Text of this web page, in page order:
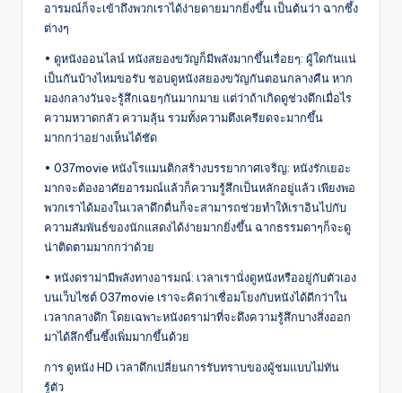
อารมณ์ก็จะเข้าถึงพวกเราได้ง่ายดายมากยิ่งขึ้น เป็นต้นว่า ฉากซึ้ง
ต่างๆ
• ดูหนังออนไลน์ หนังสยองขวัญก็มีพลังมากขึ้นเรื่อยๆ: ผู้ใดกันแน่
เป็นกันบ้างไหมขอรับ ชอบดูหนังสยองขวัญกันตอนกลางคืน หาก
มองกลางวันจะรู้สึกเฉยๆกันมากมาย แต่ว่าถ้าเกิดดูช่วงดึกเมื่อไร
ความหวาดกลัว ความลุ้น รวมทั้งความตึงเครียดจะมากขึ้น
มากกว่าอย่างเห็นได้ชัด
• 037movie หนังโรแมนติกสร้างบรรยากาศเจริญ: หนังรักเยอะ
มากจะต้องอาศัยอารมณ์แล้วก็ความรู้สึกเป็นหลักอยู่แล้ว เพียงพอ
พวกเราได้มองในเวลาดึกดื่นก็จะสามารถช่วยทำให้เราอินไปกับ
ความสัมพันธ์ของนักแสดงได้ง่ายมากยิ่งขึ้น ฉากธรรมดาๆก็จะดู
น่าติดตามมากกว่าด้วย
• หนังดราม่ามีพลังทางอารมณ์: เวลาเรานั่งดูหนังหรืออยู่กับตัวเอง
บนเว็บไซต์ 037movie เราจะคิดว่าเชื่อมโยงกับหนังได้ดีกว่าใน
เวลากลางดึก โดยเฉพาะหนังดราม่าที่จะดึงความรู้สึกบางสิ่งออก
มาได้ลึกขึ้นซึ้งเพิ่มมากขึ้นด้วย
การ ดูหนัง HD เวลาดึกเปลี่ยนการรับทราบของผู้ชมแบบไม่ทัน
รู้ตัว